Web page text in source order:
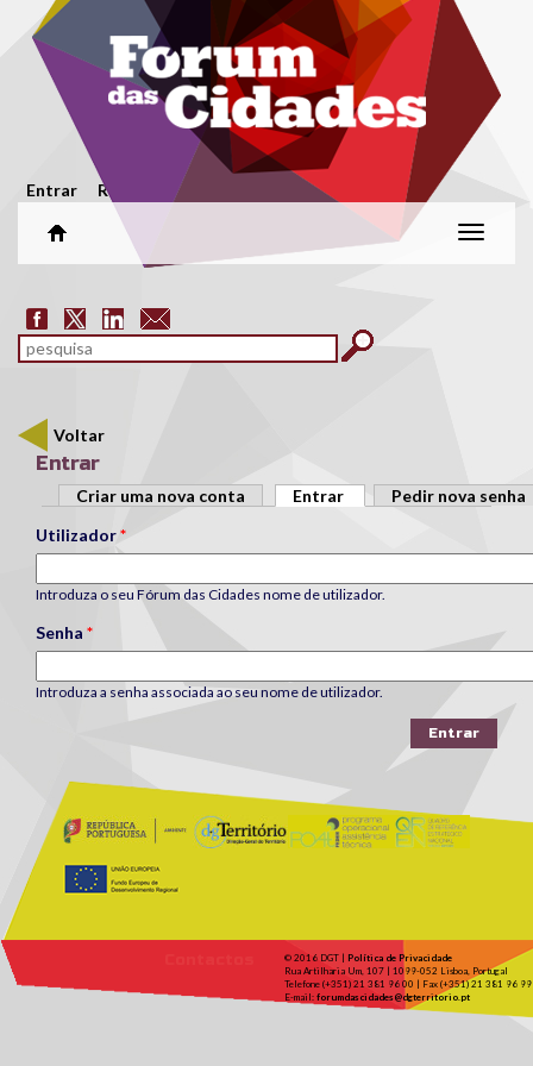
Passar para o conteúdo principal
Menu secundário
Entrar Registar
Alterar
Formulário de pesquisa
pesquisar
Voltar
Entrar
Separadores primários
Criar uma nova conta Entrar (separador ativo)
Pedir nova senha
Utilizador*
Introduza o seu Fórum das Cidades nome de utilizador.
Senha *
Introduza a senha associada ao seu nome de utilizador.
© 2016 DGT | Política de Privacidade
Rua Artilharia Um, 107 | 1099-052 Lisboa, Portugal
Telefone (+351) 21 381 96 00 | Fax (+351) 21 381 96 99
E-mail: forumdascidades@dgterritorio.pt